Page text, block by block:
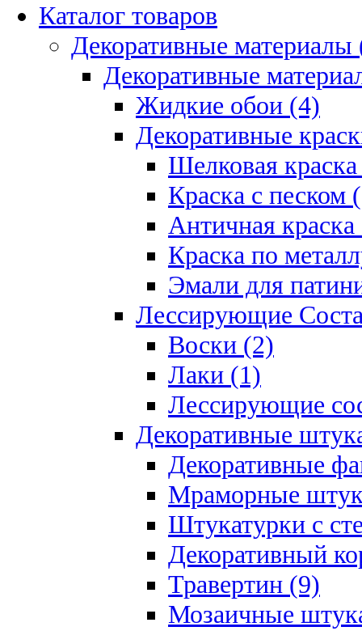
Каталог товаров
Декоративные материалы
Декоративные
Жидкие обои (4)
Декоративные
Шелковая
Краска с песком
Античная
Краска по
Эмали для
Лессирующие
Воски (2)
Лаки (1)
Лессирующие
Декоративные
Декоративные
Мраморные
Штукатурки с
Декоративный
Травертин (9)
Мозаичные